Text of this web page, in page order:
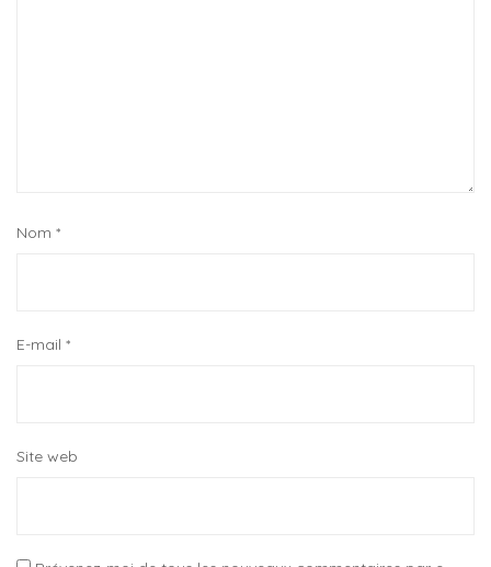
Nom *
E-mail *
Site web